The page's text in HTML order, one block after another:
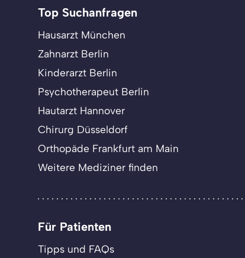
Top Suchanfragen
Hausarzt München
Zahnarzt Berlin
Kinderarzt Berlin
Psychotherapeut Berlin
Hautarzt Hannover
Chirurg Düsseldorf
Orthopäde Frankfurt am Main
Weitere Mediziner finden
Für Patienten
Tipps und FAQs